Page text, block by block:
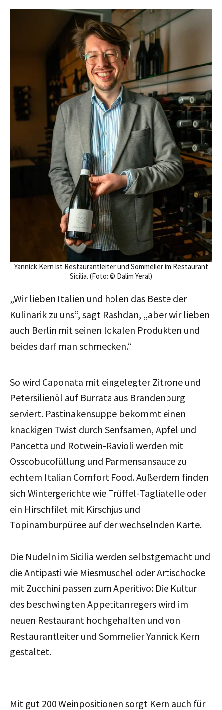
Yannick Kern ist Restaurantleiter und Sommelier im Restaurant
Sicilia. (Foto: © Dalim Yeral)
„Wir lieben Italien und holen das Beste der
Kulinarik zu uns“, sagt Rashdan, „aber wir lieben
auch Berlin mit seinen lokalen Produkten und
beides darf man schmecken.“
So wird Caponata mit eingelegter Zitrone und
Petersilienöl auf Burrata aus Brandenburg
serviert. Pastinakensuppe bekommt einen
knackigen Twist durch Senfsamen, Apfel und
Pancetta und Rotwein-Ravioli werden mit
Osscobucofüllung und Parmensansauce zu
echtem Italian Comfort Food. Außerdem finden
sich Wintergerichte wie Trüffel-Tagliatelle oder
ein Hirschfilet mit Kirschjus und
Topinamburpüree auf der wechselnden Karte.
Die Nudeln im Sicilia werden selbstgemacht und
die Antipasti wie Miesmuschel oder Artischocke
mit Zucchini passen zum Aperitivo: Die Kultur
des beschwingten Appetitanregers wird im
neuen Restaurant hochgehalten und von
Restaurantleiter und Sommelier Yannick Kern
gestaltet.
Mit gut 200 Weinpositionen sorgt Kern auch für